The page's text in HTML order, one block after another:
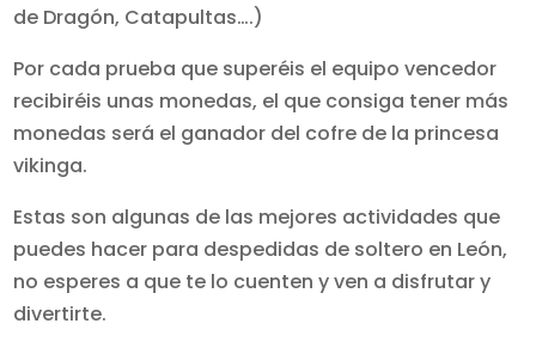
de Dragón, Catapultas….)
Por cada prueba que superéis el equipo vencedor
recibiréis unas monedas, el que consiga tener más
monedas será el ganador del cofre de la princesa
vikinga.
Estas son algunas de las mejores actividades que
puedes hacer para despedidas de soltero en León,
no esperes a que te lo cuenten y ven a disfrutar y
divertirte.